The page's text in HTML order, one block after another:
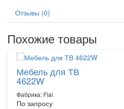
Отзывы (0)
Похожие товары
Мебель для ТВ
4622W
Фабрика: Flai
По запросу